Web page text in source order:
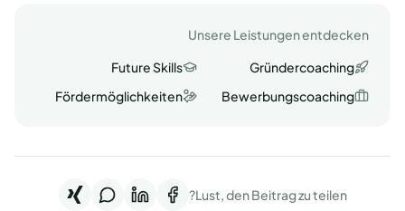
Unsere Leistungen entdecken
Gründercoaching
Future Skills
Bewerbungscoaching
Fördermöglichkeiten
Lust, den Beitrag zu teilen?